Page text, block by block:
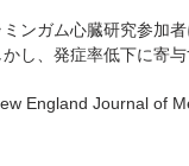
ンガム心臓研究参加
し、発症率低下に寄
England Journal of